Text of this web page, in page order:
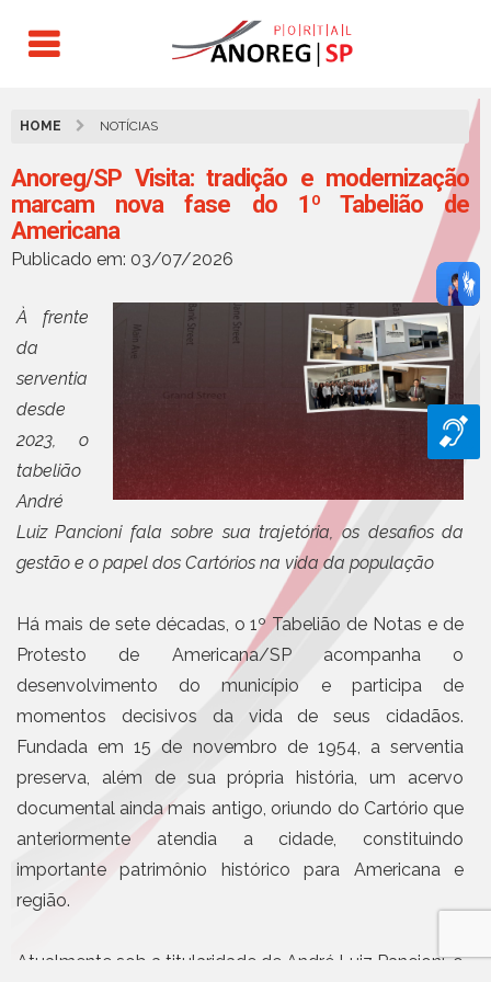
HOME NOTÍCIAS
Anoreg/SP Visita: tradição e modernização
marcam nova fase do 1º Tabelião de
Americana
Publicado em: 03/07/2026
À frente
da
serventia
desde
2023, o
tabelião
André
Luiz Pancioni fala sobre sua trajetória, os desafios da
gestão e o papel dos Cartórios na vida da população
Há mais de sete décadas, o 1º Tabelião de Notas e de
Protesto de Americana/SP acompanha o
desenvolvimento do município e participa de
momentos decisivos da vida de seus cidadãos.
Fundada em 15 de novembro de 1954, a serventia
preserva, além de sua própria história, um acervo
documental ainda mais antigo, oriundo do Cartório que
anteriormente atendia a cidade, constituindo
importante patrimônio histórico para Americana e
região.
Atualmente sob a titularidade de André Luiz Pancioni, o